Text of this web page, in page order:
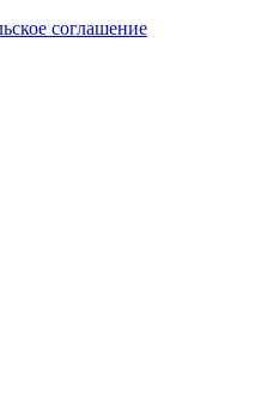
соглашение